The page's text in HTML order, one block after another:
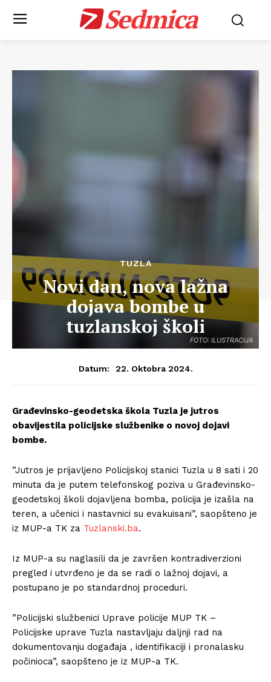
Sedmica
FOTO: ILUSTRACIJA
TUZLA
Novi dan, nova lažna
dojava bombe u
tuzlanskoj školi
Datum: 22. Oktobra 2024.
Građevinsko-geodetska škola Tuzla je jutros
obavijestila policijske službenike o novoj dojavi
bombe.
”Jutros je prijavljeno Policijskoj stanici Tuzla u 8 sati i 20
minuta da je putem telefonskog poziva u Građevinsko-
geodetskoj školi dojavljena bomba, policija je izašla na
teren, a učenici i nastavnici su evakuisani”, saopšteno je
iz MUP-a TK za Tuzlanski.ba.
Iz MUP-a su naglasili da je završen kontradiverzioni
pregled i utvrđeno je da se radi o lažnoj dojavi, a
postupano je po standardnoj proceduri.
”Policijski službenici Uprave policije MUP TK –
Policijske uprave Tuzla nastavljaju daljnji rad na
dokumentovanju događaja , identifikaciji i pronalasku
počinioca”, saopšteno je iz MUP-a TK.